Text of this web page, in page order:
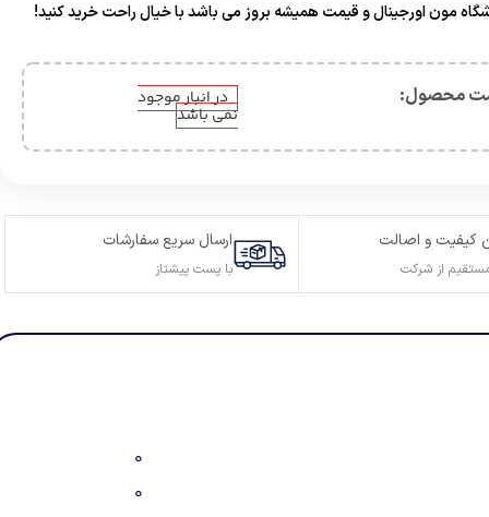
مون اورجینال و قیمت همیشه بروز می باشدبا خیال راحت خرید کنید!
محصول:​ در انبار موجود
نمی باشد
کیفیت و اصالت
از شرکت
ارسال سریع سفارشات
با پست پیشتاز
0
0